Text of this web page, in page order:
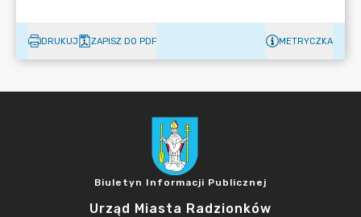
DRUKUJ ZAPISZ DO PDF METRYCZKA
Biuletyn Informacji Publicznej
Urząd Miasta Radzionków